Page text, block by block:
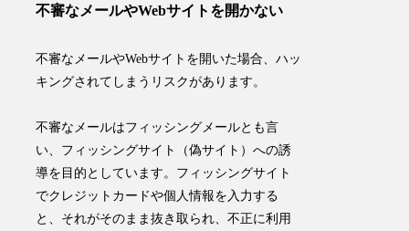
不審なメールやWebサイトを開かない
不審なメールやWebサイトを開いた場合、ハッ
キングされてしまうリスクがあります。
不審なメールはフィッシングメールとも言
い、フィッシングサイト（偽サイト）への誘
導を目的としています。フィッシングサイト
でクレジットカードや個人情報を入力する
と、それがそのまま抜き取られ、不正に利用